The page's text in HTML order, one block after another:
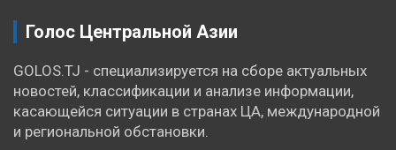
Голос Центральной Азии
GOLOS.TJ - специализируется на сборе актуальных
новостей, классификации и анализе информации,
касающейся ситуации в странах ЦА, международной
и региональной обстановки.